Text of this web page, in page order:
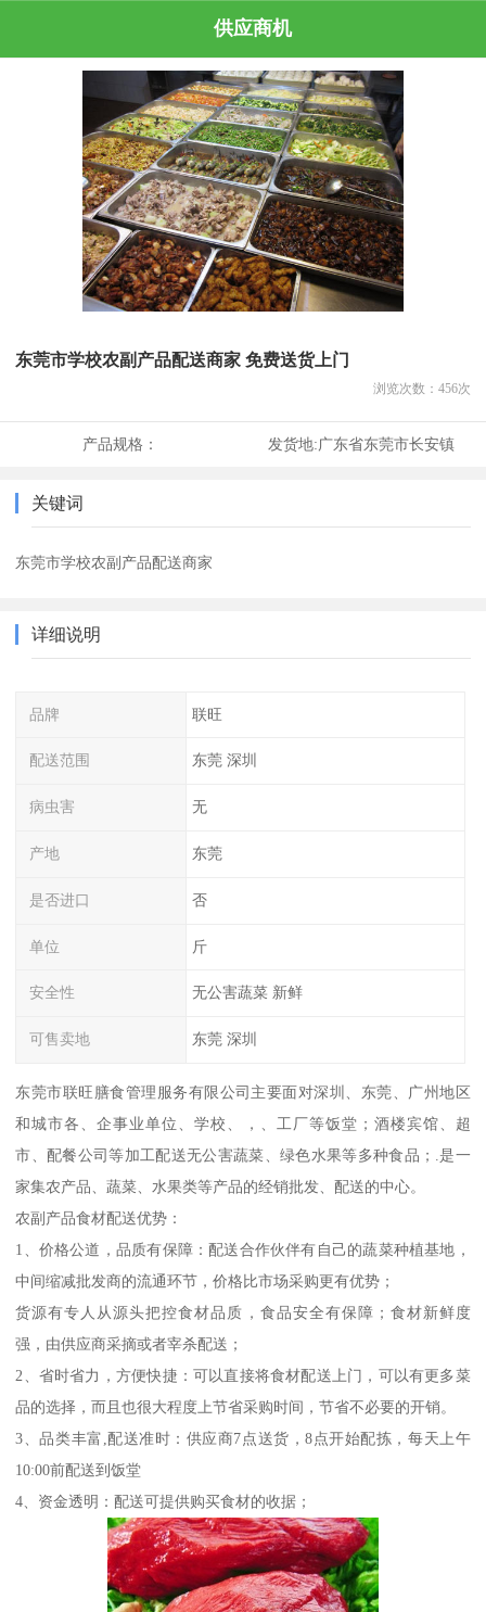
供应商机
东莞市学校农副产品配送商家 免费送货上门
浏览次数： 456次
产品规格： 发货地:广东省东莞市长安镇
关键词
东莞市学校农副产品配送商家
详细说明
品牌 联旺
配送范围 东莞 深圳
病虫害 无
产地 东莞
是否进口 否
单位 斤
安全性 无公害蔬菜 新鲜
可售卖地 东莞 深圳
东莞市联旺膳食管理服务有限公司主要面对深圳、东莞、广州地区
和城市各、企事业单位、学校、，、工厂等饭堂；酒楼宾馆、超
市、配餐公司等加工配送无公害蔬菜、绿色水果等多种食品；.是一
家集农产品、蔬菜、水果类等产品的经销批发、配送的中心。
农副产品食材配送优势：
1、价格公道，品质有保障：配送合作伙伴有自己的蔬菜种植基地，
中间缩减批发商的流通环节，价格比市场采购更有优势；
货源有专人从源头把控食材品质，食品安全有保障；食材新鲜度
强，由供应商采摘或者宰杀配送；
2、省时省力，方便快捷：可以直接将食材配送上门，可以有更多菜
品的选择，而且也很大程度上节省采购时间，节省不必要的开销。
3、品类丰富,配送准时：供应商7点送货，8点开始配拣，每天上午
10:00前配送到饭堂
4、资金透明：配送可提供购买食材的收据；